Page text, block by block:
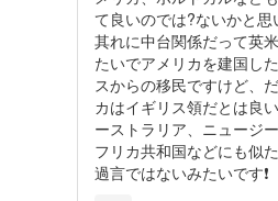
て良いのでは?ないかと思
其れに中台関係だって英
たいでアメリカを建国し
スからの移民ですけど、
カはイギリス領だとは良
ーストラリア、ニュージ
フリカ共和国などにも似
過言ではないみたいです❗